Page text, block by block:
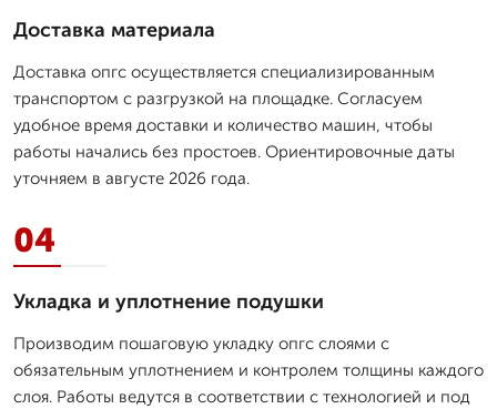
Доставка материала
Доставка опгс осуществляется специализированным
транспортом с разгрузкой на площадке. Согласуем
удобное время доставки и количество машин, чтобы
работы начались без простоев. Ориентировочные даты
уточняем в августе 2026 года.
04
Укладка и уплотнение подушки
Производим пошаговую укладку опгс слоями с
обязательным уплотнением и контролем толщины каждого
слоя. Работы ведутся в соответствии с технологией и под